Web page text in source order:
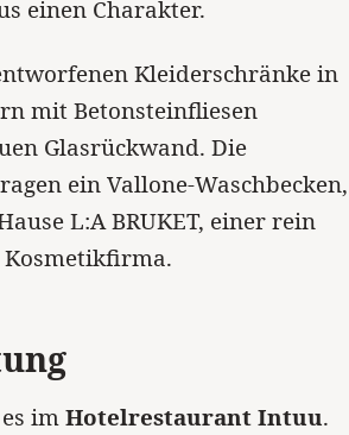
einen Charakter.
Kleiderschränke in
mit Betonsteinfliesen
Glasrückwand. Die
ein Vallone-Waschbecken,
L:A BRUKET, einer rein
Kosmetikfirma.
imHotelrestaurant Intuu.